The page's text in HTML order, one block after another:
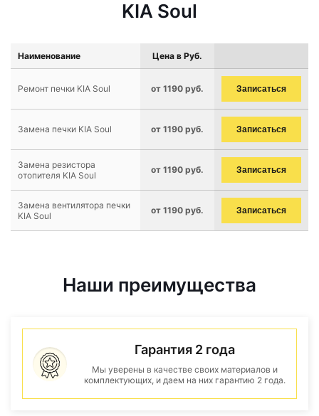
KIA Soul
Наименование Цена в Руб.
Ремонт печки KIA Soul от 1190 руб. Записаться
Замена печки KIA Soul от 1190 руб. Записаться
Замена резистора
отопителя KIA Soul
от 1190 руб. Записаться
Замена вентилятора печки
KIA Soul
от 1190 руб. Записаться
Наши преимущества
Гарантия 2 года
Мы уверены в качестве своих материалов и
комплектующих, и даем на них гарантию 2 года.